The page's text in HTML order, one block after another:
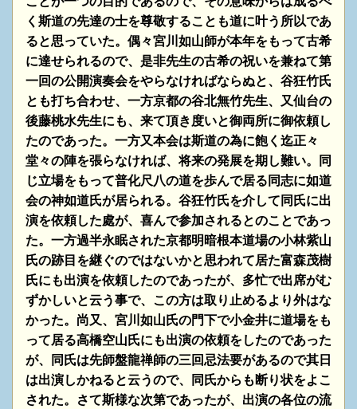
く斯道の先達の士を尊敬することも道に叶う所以であ
ると思っていた。偶々宮川如山師が本年をもって古希
に達せられるので、是非先生の古希の祝いを兼ねて第
一回の公開演奏会をやらなければならぬと、谷狂竹氏
とも打ち合わせ、一方京都の谷北無竹先生、又仙台の
後藤桃水先生にも、来て頂き度いと御両所に御依頼し
たのであった。一方又本会は斯道の為に飽く迄正々
堂々の陣を張らなければ、将来の発展を期し難い。同
じ立場をもって普化尺八の道を歩んで居る同志に如道
会の神如道氏が居られる。谷狂竹氏を介して同氏に出
演を依頼した處が、喜んで参加されるとのことであっ
た。一方過半永眠された京都明暗根本道場の小林紫山
氏の跡目を継ぐのではないかと思われて居た富森茂樹
氏にも出演を依頼したのであったが、多忙で出席がむ
ずかしいと云う事で、この方は取り止めるより外はな
かった。尚又、宮川如山氏の門下で小金井に道場をも
って居る高橋空山氏にも出演の依頼をしたのであった
が、同氏は先師盤龍禅師の三回忌法要があるので其日
は出演しかねると云うので、同氏からも断り状をよこ
された。さて斯様な次第であったが、出演の各位の流